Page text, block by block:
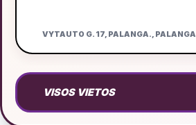
VYTAUTO G. 17, PALANGA., PALANGA
VISOS VIETOS